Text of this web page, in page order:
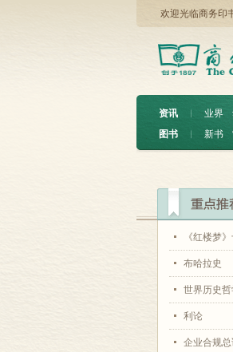
欢迎光临商务印
资讯 ︱ 业界
图书
︱ 新书
《红楼梦
布哈拉史
世界历史
利论
企业合规